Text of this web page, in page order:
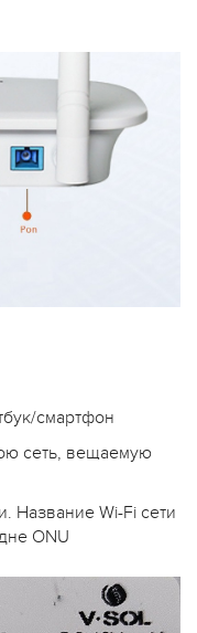
смартфон
сеть, вещаемую
Название Wi-Fi сети
ONU